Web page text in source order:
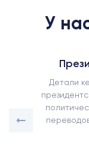
У
Детали